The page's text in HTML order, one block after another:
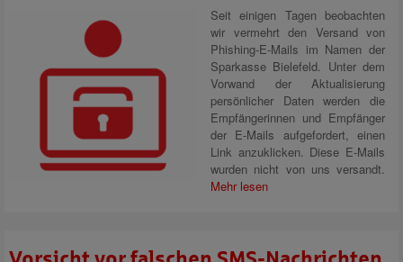
Seit einigen Tagen beobachten
wir vermehrt den Versand von
Phishing-E-Mails im Namen der
Sparkasse Bielefeld. Unter dem
Vorwand der Aktualisierung
persönlicher Daten werden die
Empfängerinnen und Empfänger
der E-Mails aufgefordert, einen
Link anzuklicken. Diese E-Mails
wurden nicht von uns versandt.
Mehr lesen